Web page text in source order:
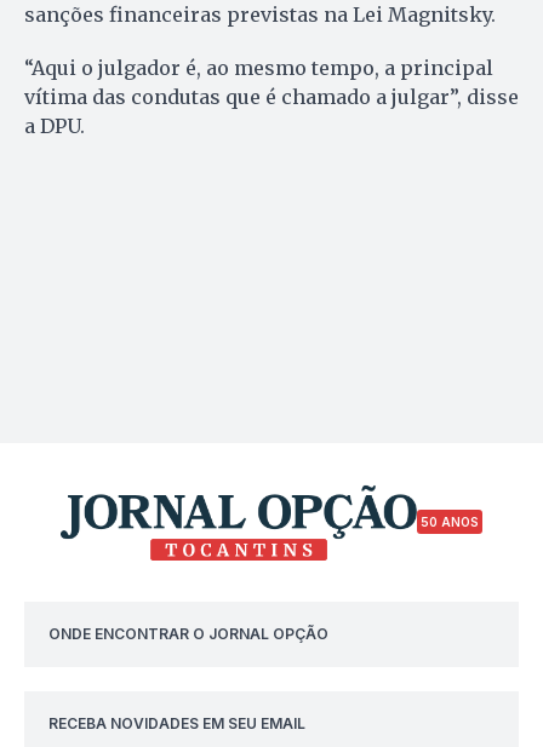
sanções financeiras previstas na Lei Magnitsky.
“Aqui o julgador é, ao mesmo tempo, a principal
vítima das condutas que é chamado a julgar”, disse
a DPU.
50 ANOS
ONDE ENCONTRAR O JORNAL OPÇÃO
RECEBA NOVIDADES EM SEU EMAIL